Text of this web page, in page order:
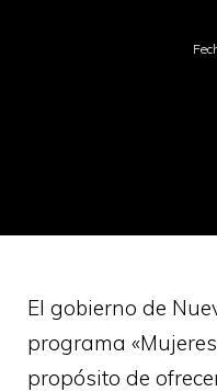
El gobierno de
programa
propósito de